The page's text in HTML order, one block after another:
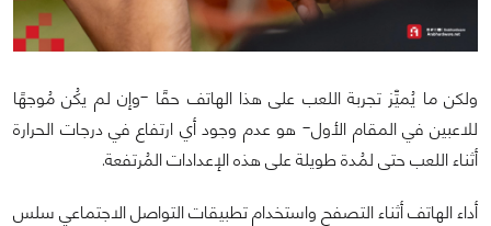
ولكن ما يُميِّز تجربة اللعب على هذا الهاتف حقًا -وإن لم يكُن مُوجهًا
للاعبين في المقام الأول- هو عدم وجود أي ارتفاع في درجات الحرارة
أثناء اللعب حتى لمُدة طويلة على هذه الإعدادات المُرتفعة.
أداء الهاتف أثناء التصفح واستخدام تطبيقات التواصل الاجتماعي سلس